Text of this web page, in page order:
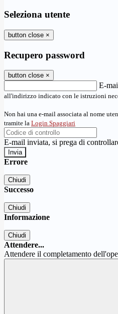
Seleziona utente
button close ×
Recupero password
button close ×
E-
all'indirizzo indicato con le istruzioni
Non hai una e-mail associata al nome
tramite la Login Spaggiari
E-mail inviata, si prega di
Errore
Chiudi
Successo
Chiudi
Informazione
Chiudi
Attendere...
Attendere il completamento